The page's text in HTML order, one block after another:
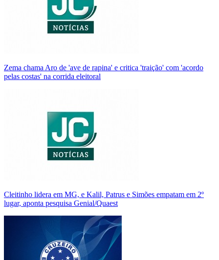
Zema chama Aro de 'ave de rapina' e critica 'traição' com 'acordo
pelas costas' na corrida eleitoral
Cleitinho lidera em MG, e Kalil, Patrus e Simões empatam em 2º
lugar, aponta pesquisa Genial/Quaest